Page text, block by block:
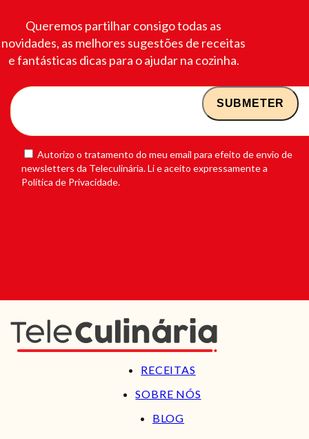
Queremos partilhar consigo todas as
novidades, as melhores sugestões de receitas
e fantásticas dicas para o ajudar na cozinha.
Autorizo o tratamento do meu email para efeito de envio de
newsletters da Teleculinária. Li e aceito expressamente a
Política de Privacidade.
RECEITAS
SOBRE NÓS
BLOG